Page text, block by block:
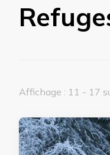
Affichage : 11 - 17